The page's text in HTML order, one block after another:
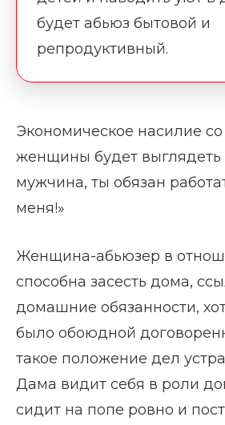
будет абьюз бытовой и
репродуктивный.
Экономическое насилие
женщины будет выглядеть
мужчина, ты обязан
меня!»
Женщина-абьюзер в
способна засесть дома,
домашние обязанности,
было обоюдной
такое положение дел
Дама видит себя в роли
сидит на попе ровно и